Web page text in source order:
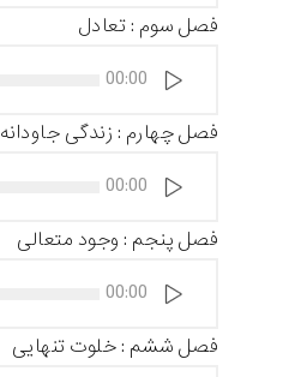
فصل سوم : تعادل
صوت
00:00
فصل چهارم : زندگی جاودانه
صوت
00:00
فصل پنجم : وجود متعالی
صوت
00:00
فصل ششم : خلوت تنهایی